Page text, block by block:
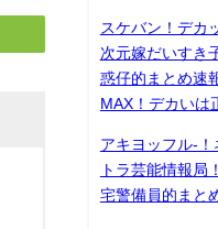
スケバン！デカ
次元嫁だいすき
惑仔的まとめ速
MAX！デカいは
アキヨッフル-
トラ芸能情報局
宅警備員的まと